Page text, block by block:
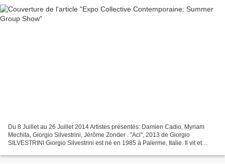
Du 8 Juillet au 26 Juillet 2014 Artistes présentés: Damien Cadio, Myriam
Mechita, Giorgio Silvestrini, Jérôme Zonder . "Aci", 2013 de Giorgio
SILVESTRINI Giorgio Silvestrini est né en 1985 à Palerme, Italie. Il vit et